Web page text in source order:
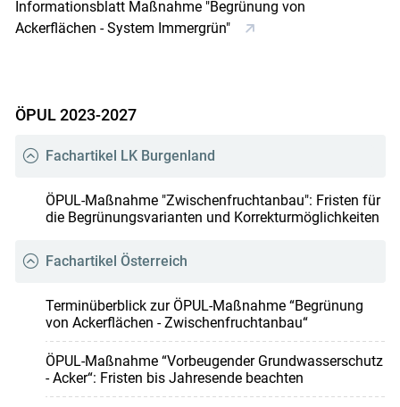
Informationsblatt Maßnahme "Begrünung von
Ackerflächen - System Immergrün"
ÖPUL 2023-2027
Fachartikel LK Burgenland
ÖPUL-Maßnahme "Zwischenfruchtanbau": Fristen für
die Begrünungsvarianten und Korrekturmöglichkeiten
Fachartikel Österreich
Terminüberblick zur ÖPUL-Maßnahme “Begrünung
von Ackerflächen - Zwischenfruchtanbau“
ÖPUL-Maßnahme “Vorbeugender Grundwasserschutz
- Acker“: Fristen bis Jahresende beachten